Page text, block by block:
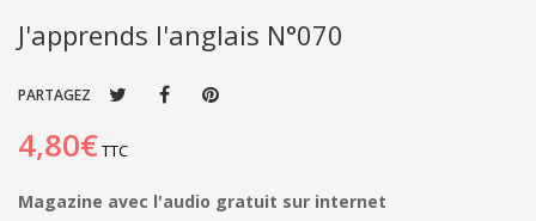
J'apprends l'anglais N°070
PARTAGEZ
4,80€TTC
Magazine avec l'audio gratuit sur internet